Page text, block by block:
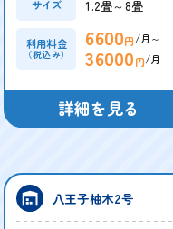
サイズ 1.2畳～8畳
利用料金
（税込み）
6600円/月～
36000円/月
詳細を見る
八王子柚木2号